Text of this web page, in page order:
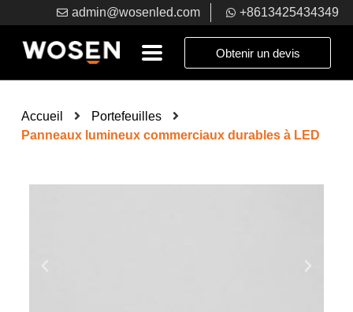
admin@wosenled.com +8613425434349
Obtenir un devis
Accueil
Portefeuilles
Panneaux lumineux commerciaux durables à LED